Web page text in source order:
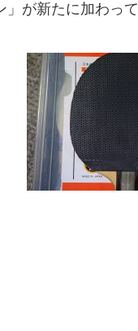
」が新たに加わっ